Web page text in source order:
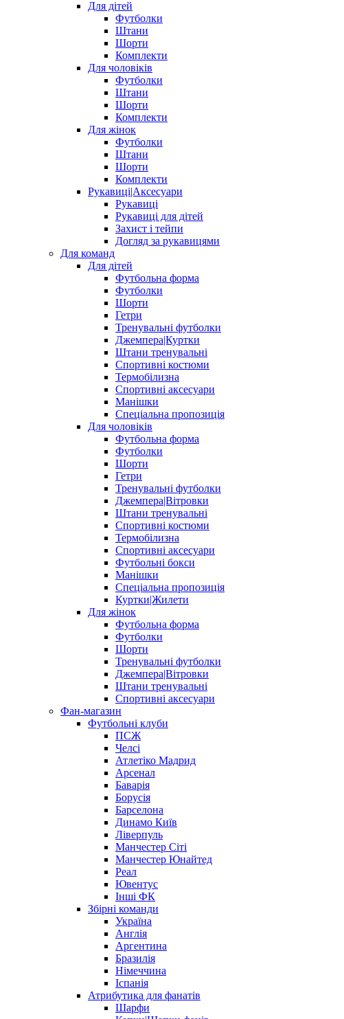
Для дітей
Футболки
Штани
Шорти
Комплекти
Для чоловіків
Футболки
Штани
Шорти
Комплекти
Для жінок
Футболки
Штани
Шорти
Комплекти
Рукавиці|Аксесуари
Рукавиці
Рукавиці для дітей
Захист і тейпи
Догляд за рукавицями
Для команд
Для дітей
Футбольна форма
Футболки
Шорти
Гетри
Тренувальні футболки
Джемпера|Куртки
Штани тренувальні
Спортивні костюми
Термобілизна
Спортивні аксесуари
Манішки
Спеціальна пропозиція
Для чоловіків
Футбольна форма
Футболки
Шорти
Гетри
Тренувальні футболки
Джемпера|Вітровки
Штани тренувальні
Спортивні костюми
Термобілизна
Спортивні аксесуари
Футбольні бокси
Манішки
Спеціальна пропозиція
Куртки|Жилети
Для жінок
Футбольна форма
Футболки
Шорти
Тренувальні футболки
Джемпера|Вітровки
Штани тренувальні
Спортивні аксесуари
Фан-магазин
Футбольні клуби
ПСЖ
Челсі
Атлетіко Мадрид
Арсенал
Баварія
Борусія
Барселона
Динамо Київ
Ліверпуль
Манчестер Сіті
Манчестер Юнайтед
Реал
Ювентус
Інші ФК
Збірні команди
Україна
Англія
Аргентина
Бразилія
Німеччина
Іспанія
Атрибутика для фанатів
Шарфи